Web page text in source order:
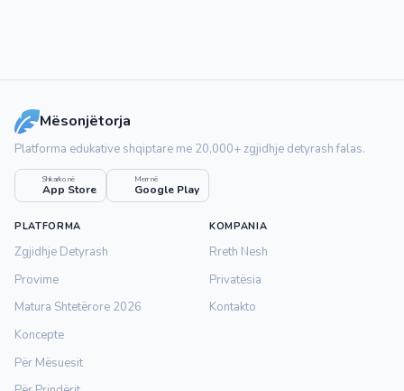
Mësonjëtorja
Platforma edukative shqiptare me 20,000+ zgjidhje detyrash falas.
Shkarko në
App Store
Merr në
Google Play
PLATFORMA
Zgjidhje Detyrash
Provime
Matura Shtetërore 2026
Koncepte
Për Mësuesit
KOMPANIA
Rreth Nesh
Privatësia
Kontakto